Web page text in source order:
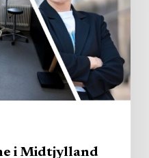
i Midtjylland